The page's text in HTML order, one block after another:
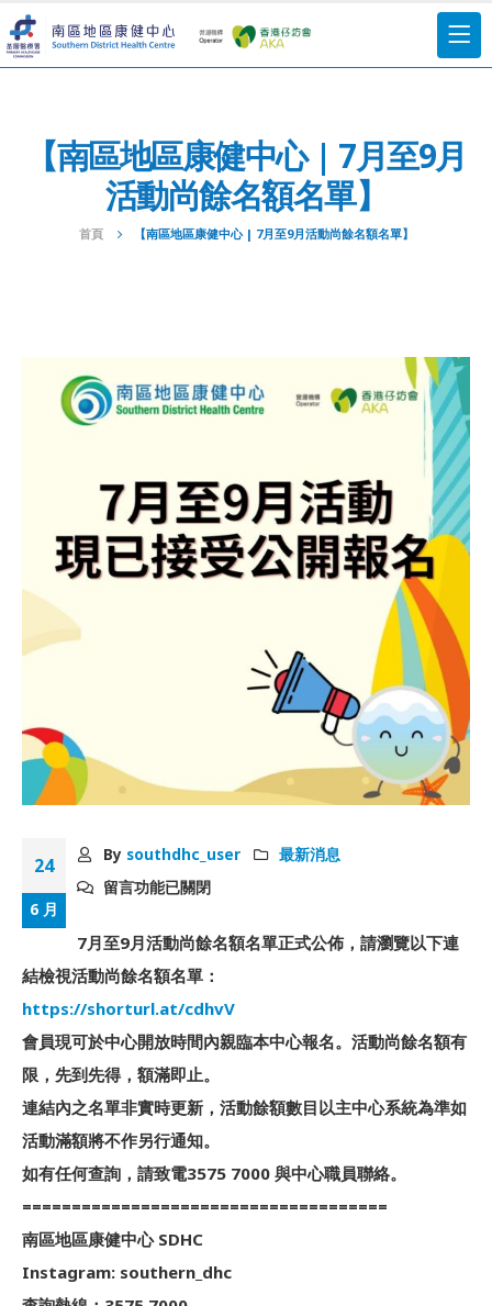
【南區地區康健中心 | 7月至9月
活動尚餘名額名單】
首頁 【南區地區康健中心 | 7月至9月活動尚餘名額名單】
24
6 月
By southdhc_user
最新消息
留言功能已關閉
7月至9月活動尚餘名額名單正式公佈，請瀏覽以下連
結檢視活動尚餘名額名單：
https://shorturl.at/cdhvV
會員現可於中心開放時間內親臨本中心報名。活動尚餘名額有
限，先到先得，額滿即止。
連結內之名單非實時更新，活動餘額數目以主中心系統為準如
活動滿額將不作另行通知。
如有任何查詢，請致電3575 7000 與中心職員聯絡。
=====================================
南區地區康健中心 SDHC
Instagram: southern_dhc